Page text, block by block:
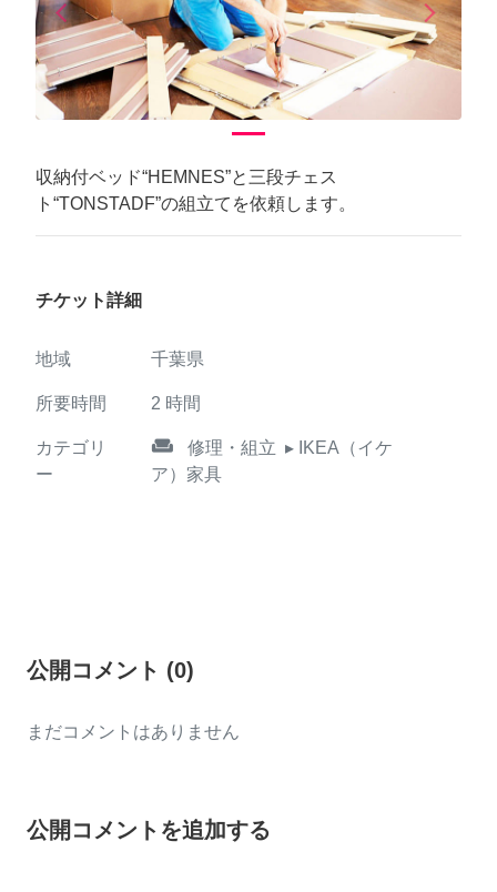
arrow_back_iosPrevious arrow_forward_iosNext
収納付ベッド“HEMNES”と三段チェス
ト“TONSTADF”の組立てを依頼します。
チケット詳細
地域 千葉県
所要時間 2 時間
カテゴリ
ー
weekend 修理・組立 ▸ IKEA（イケ
ア）家具
公開コメント (0)
まだコメントはありません
公開コメントを追加する